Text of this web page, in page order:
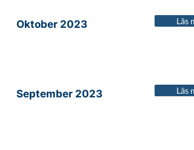
Oktober 2023 Läs
September 2023 Läs